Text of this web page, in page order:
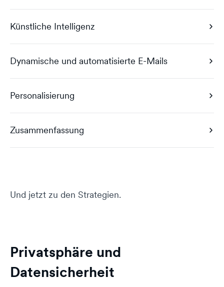
Künstliche Intelligenz
Dynamische und automatisierte E-Mails
Personalisierung
Zusammenfassung
Und jetzt zu den Strategien.
Privatsphäre und
Datensicherheit